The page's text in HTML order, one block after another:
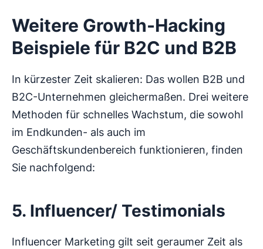
Weitere Growth-Hacking
Beispiele für B2C und B2B
In kürzester Zeit skalieren: Das wollen B2B und
B2C-Unternehmen gleichermaßen. Drei weitere
Methoden für schnelles Wachstum, die sowohl
im Endkunden- als auch im
Geschäftskundenbereich funktionieren, finden
Sie nachfolgend:
5. Influencer/ Testimonials
Influencer Marketing gilt seit geraumer Zeit als